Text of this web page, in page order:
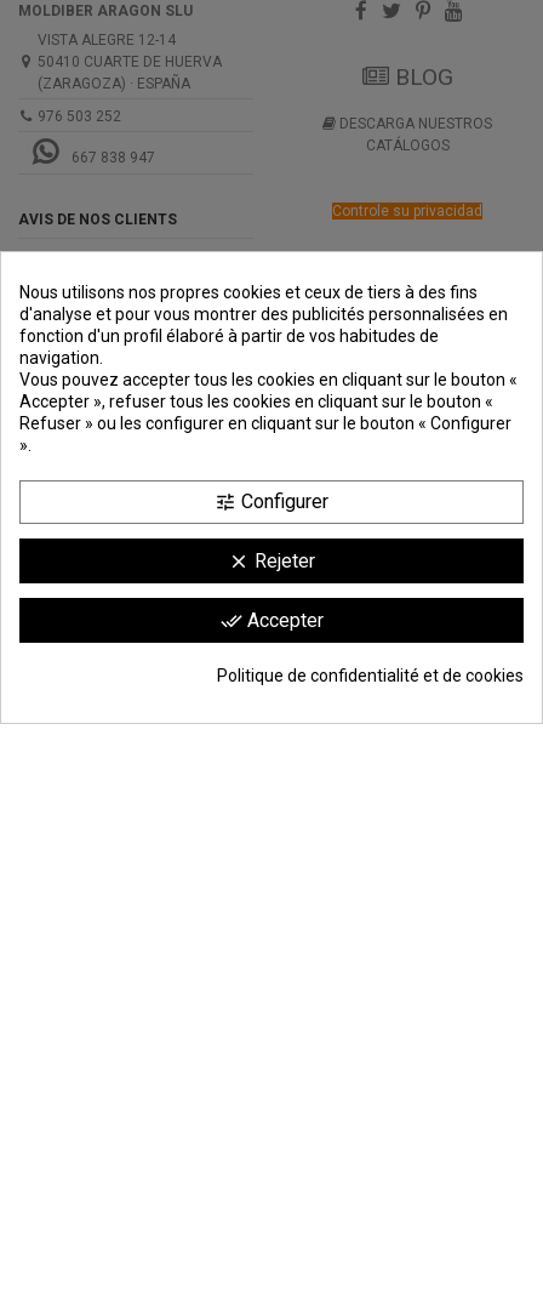
MOLDIBER ARAGON SLU
VISTA ALEGRE 12-14
50410 CUARTE DE HUERVA
(ZARAGOZA) · ESPAÑA
976 503 252
667 838 947
AVIS DE NOS CLIENTS
BLOG
DESCARGA NUESTROS
CATÁLOGOS
Controle su privacidad
PREMIOS
DE PAGO
SEGURO
clic aquí para mostrar el certificado
Nous utilisons nos propres cookies et ceux de tiers à des fins
d'analyse et pour vous montrer des publicités personnalisées en
fonction d'un profil élaboré à partir de vos habitudes de
navigation.
Vous pouvez accepter tous les cookies en cliquant sur le bouton «
Accepter », refuser tous les cookies en cliquant sur le bouton «
Refuser » ou les configurer en cliquant sur le bouton « Configurer
».
tune Configurer
clear Rejeter
done_all Accepter
Politique de confidentialité et de cookies
9.6